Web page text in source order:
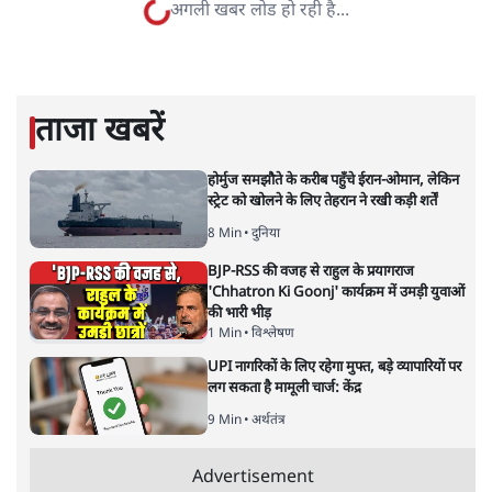
संजीव श्रीवास्तवकी और स्टोरी पढ़ें
‘पकौड़े’ से चलकर ‘गाय-गोबर-गोमूत्र
तक; बीजेपी की मजबूरी क्या?
देश| अमित कुमार सिंह| 12 JAN, 2020